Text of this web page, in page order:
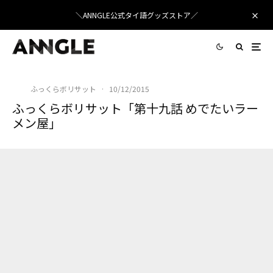
＼ANNGLE公式タイ語グッズストア／
ふっくらボリサット · 10/12/2015
ふっくらボリサット「第十九話 めでたいラー
メン屋」